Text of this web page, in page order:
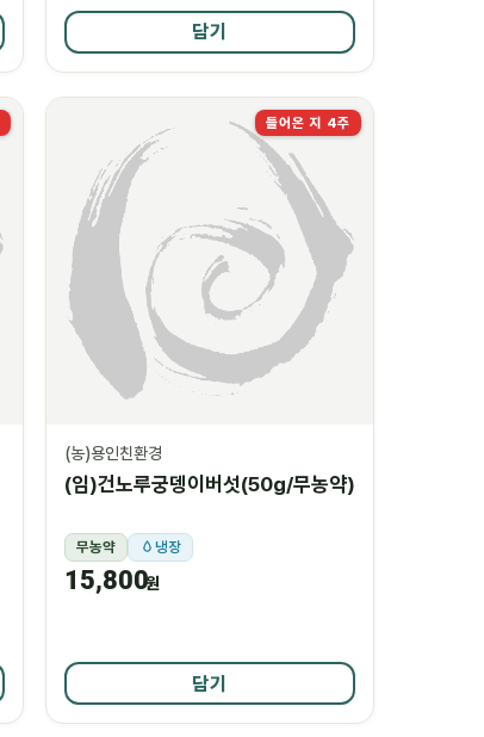
담기
들어온 지 4주
(농)용인친환경
(임)건노루궁뎅이버섯(50g/무농약)
무농약 냉장
15,800원
담기